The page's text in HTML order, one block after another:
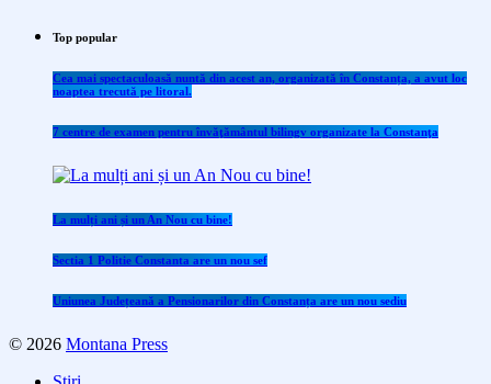
Top popular
Cea mai spectaculoasă nuntă din acest an, organizată în Constanța, a avut loc
noaptea trecută pe litoral.
7 centre de examen pentru învăţământul bilingv organizate la Constanţa
La mulți ani și un An Nou cu bine!
Sectia 1 Politie Constanta are un nou sef
Uniunea Județeană a Pensionarilor din Constanța are un nou sediu
© 2026 Montana Press